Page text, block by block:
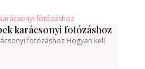
karácsonyi fotózáshoz
fotózáshoz Hogyan kell